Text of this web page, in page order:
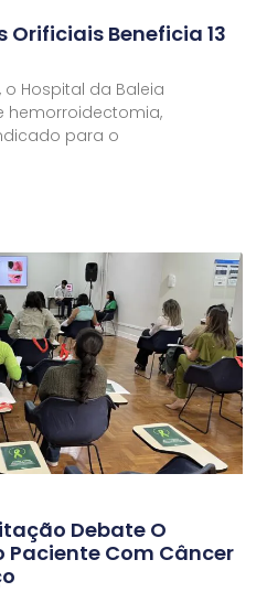
Beneficia 13
o Hospital da Baleia
hemorroidectomia,
para o
Debate O
Com Câncer